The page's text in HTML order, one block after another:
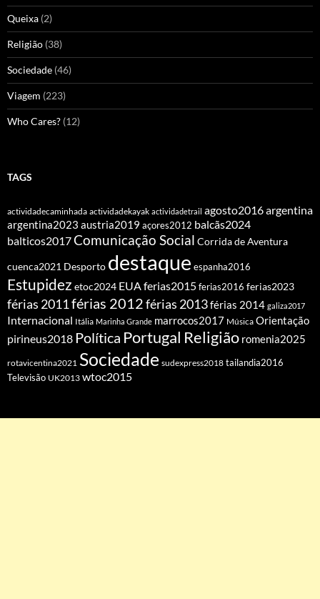
Queixa (2)
Religião (38)
Sociedade (46)
Viagem (223)
Who Cares? (12)
TAGS
actividadecaminhada actividadekayak actividadetrail agosto2016argentina
argentina2023 austria2019 açores2012 balcãs2024
balticos2017Comunicação Social Corrida de Aventura
cuenca2021 Desporto destaque espanha2016
Estupidez etoc2024 EUAferias2015ferias2016 ferias2023
férias 2011férias 2012férias 2013férias 2014 galiza2017
Internacional Itália Marinha Grande marrocos2017 Música Orientação
pirineus2018 Política Portugal Religião romenia2025
rotavicentina2021 Sociedade sudexpress2018 tailandia2016
Televisão UK2013 wtoc2015